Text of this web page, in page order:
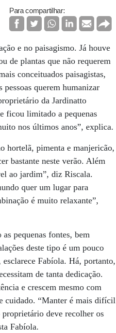
Para compartilhar:
e no paisagismo. Já houve
de plantas que não requerem
conceituados paisagistas,
querem humanizar
da Jardinatto
ficou limitado a pequenas
nos últimos anos”, explica.
hortelã, pimenta e manjericão,
bastante neste verão. Além
ao jardim”, diz Riscala.
quer um lugar para
é muito relaxante”,
pequenas fontes, bem
deste tipo é um pouco
Fabíola. Há, portanto,
de tanta dedicação.
e crescem mesmo com
cuidado. “Manter é mais difícil
deve recolher os
Fabíola.